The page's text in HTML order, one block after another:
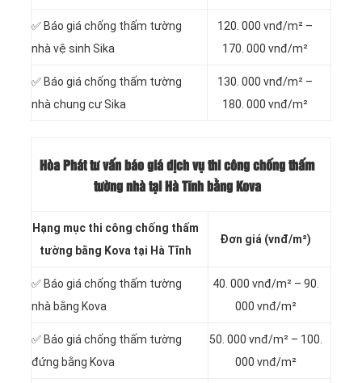
✅ Báo giá chống thấm tường
nhà vệ sinh Sika
120. 000 vnđ/m² –
170. 000 vnđ/m²
✅ Báo giá chống thấm tường
nhà chung cư Sika
130. 000 vnđ/m² –
180. 000 vnđ/m²
Hòa Phát tư vấn báo giá dịch vụ thi công chống thấm
tường nhà tại Hà Tĩnh bằng Kova
Hạng mục thi công chống thấm
tường bằng Kova tại Hà Tĩnh
Đơn giá (vnđ/m²)
✅ Báo giá chống thấm tường
nhà bằng Kova
40. 000 vnđ/m² – 90.
000 vnđ/m²
✅ Báo giá chống thấm tường
đứng bằng Kova
50. 000 vnđ/m² – 100.
000 vnđ/m²